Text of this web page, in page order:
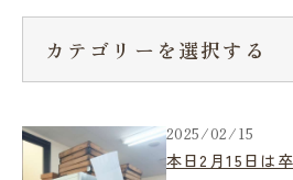
卒業生の方へ在学生へ一般の方へ
2025/02/15
本日2月15日は
カテゴリーを選択する